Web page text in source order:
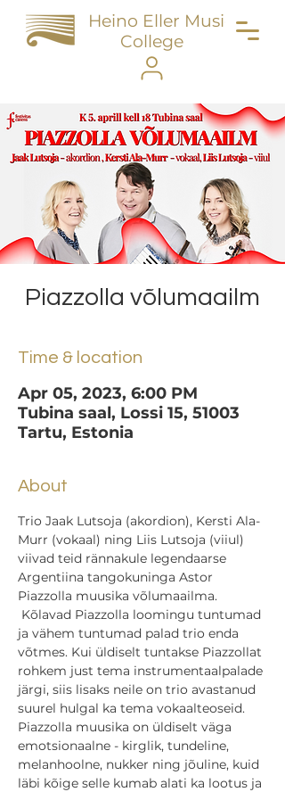
Heino Eller Music
College
Piazzolla võlumaailm
Time & location
Apr 05, 2023, 6:00 PM
Tubina saal, Lossi 15, 51003
Tartu, Estonia
About
Trio Jaak Lutsoja (akordion), Kersti Ala-
Murr (vokaal) ning Liis Lutsoja (viiul)
viivad teid rännakule legendaarse
Argentiina tangokuninga Astor
Piazzolla muusika võlumaailma.
Kõlavad Piazzolla loomingu tuntumad
ja vähem tuntumad palad trio enda
võtmes. Kui üldiselt tuntakse Piazzollat
rohkem just tema instrumentaalpalade
järgi, siis lisaks neile on trio avastanud
suurel hulgal ka tema vokaalteoseid.
Piazzolla muusika on üldiselt väga
emotsionaalne - kirglik, tundeline,
melanhoolne, nukker ning jõuline, kuid
läbi kõige selle kumab alati ka lootus ja